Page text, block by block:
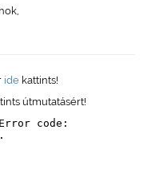
ide kattints!
útmutatásért!